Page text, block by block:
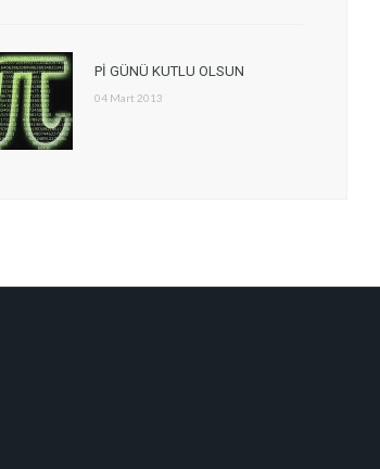
Pİ GÜNÜ KUTLU OLSUN
04 Mart 2013